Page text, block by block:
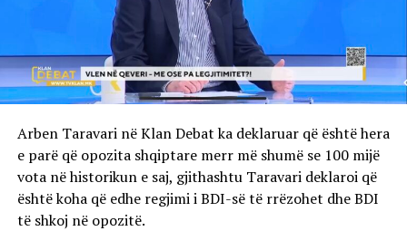
Arben Taravari në Klan Debat ka deklaruar që është hera
e parë që opozita shqiptare merr më shumë se 100 mijë
vota në historikun e saj, gjithashtu Taravari deklaroi që
është koha që edhe regjimi i BDI-së të rrëzohet dhe BDI
të shkoj në opozitë.